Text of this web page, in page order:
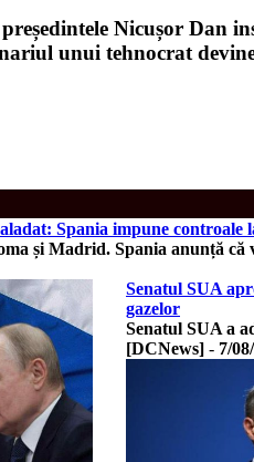
Nicușor Dan
unui tehnocrat
Spania impune
și Madrid. Spania anunță
Senatul SUA
gazelor
Senatul SUA a
[DCNews] - 7/